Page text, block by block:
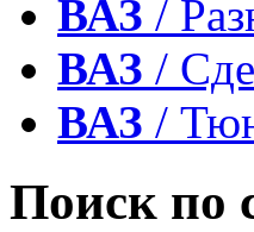
ВАЗ /
ВАЗ /
ВАЗ /
Поиск по